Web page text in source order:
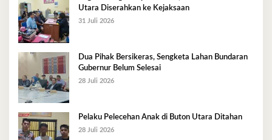
Utara Diserahkan ke Kejaksaan
31 Juli 2026
Dua Pihak Bersikeras, Sengketa Lahan Bundaran
Gubernur Belum Selesai
28 Juli 2026
Pelaku Pelecehan Anak di Buton Utara Ditahan
28 Juli 2026